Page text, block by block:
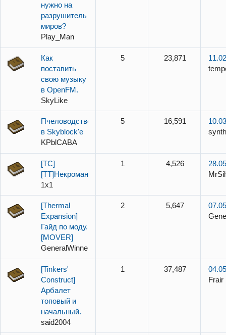
нужно на
разрушитель
миров?
Play_Man
Как
поставить
свою музыку
в OpenFM.
SkyLike
5 23,871
Пчеловодство
в Skyblock'e
KPblCABA
5 16,591
[TC]
[TT]Некромантия
1x1
1 4,526
[Thermal
Expansion]
Гайд по моду.
[MOVER]
GeneralWinner
2 5,647
[Tinkers'
Construct]
Арбалет
топовый и
начальный.
said2004
1 37,487
Frair